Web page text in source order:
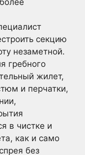
секцию
незаметной.
гребного
жилет,
и перчатки,
в чистке и
как и само
без